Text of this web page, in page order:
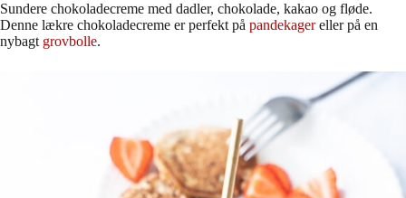
Sundere chokoladecreme med dadler, chokolade, kakao og fløde.
Denne lækre chokoladecreme er perfekt på pandekagereller på en
nybagt grovbolle.